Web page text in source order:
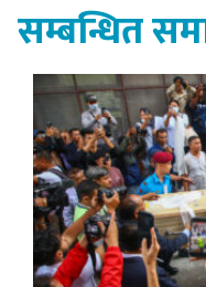
सम्बन्धित